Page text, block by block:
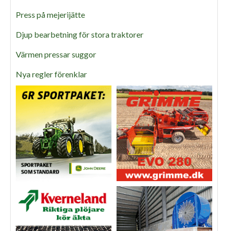
Press på mejerijätte
Djup bearbetning för stora traktorer
Värmen pressar suggor
Nya regler förenklar